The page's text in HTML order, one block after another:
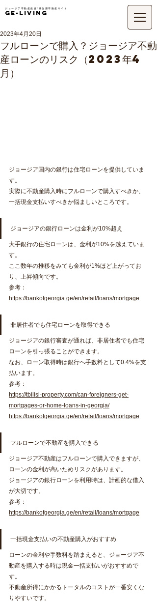
ジョージア不動産投資/移住用不動産サイト
GE-LIVING
フルローンで購入？ジョージア不動
産ローンのリスク（2023年4
月）
2023年4月20日
ジョージア国内の銀行は住宅ローンを提供していま
す。
実際に不動産購入時にフルローンで購入すべきか、
一括現金支払いすべきか悩ましいところです。
ジョージアの銀行ローンは金利が10%超え
大手銀行の住宅ローンは、金利が10%を越えていま
す。
ここ数年の推移をみても金利が1%ほど上がってお
り、上昇傾向です。
参考：
https://bankofgeorgia.ge/en/retail/loans/mortgage
非居住者でも住宅ローンを取得できる
ジョージアの銀行審査が通れば、非居住者でも住宅
ローンを引っ張ることができます。
なお、ローン取得時は銀行へ手数料として0.4%を支
払います。
参考：
https://tbilisi-property.com/can-foreigners-get-
mortgages-or-home-loans-in-georgia/
https://bankofgeorgia.ge/en/retail/loans/mortgage
フルローンで不動産を購入できる
ジョージア不動産はフルローンで購入できますが、
ローンの金利が高いためリスクがあります。
ジョージアの銀行ローンを利用時は、計画的な借入
が大切です。
参考：
https://bankofgeorgia.ge/en/retail/loans/mortgage
一括現金支払いの不動産購入がおすすめ
ローンの金利や手数料を踏まえると、ジョージア不
動産を購入する時は現金一括支払いがおすすめで
す。
不動産所得にかかるトータルのコストが一番安くな
りやすいです。